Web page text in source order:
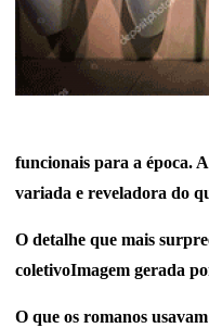
funcionais para a época.
variada e reveladora do
O detalhe que mais
coletivoImagem gerada
O que os romanos